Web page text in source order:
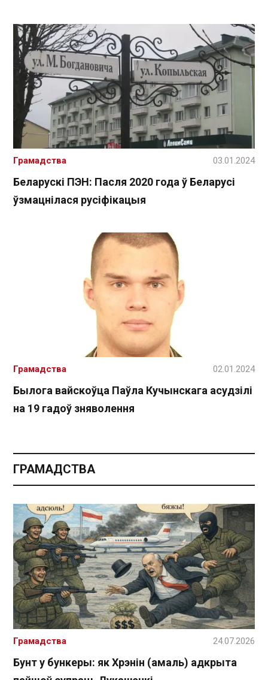
Беларускі ПЭН: Пасля 2020 года ў Беларусі
ўзмацнілася русіфікацыя
Грамадства 03.01.2024
Былога вайскоўца Паўла Кучынскага асудзілі
на 19 гадоў зняволення
Грамадства 02.01.2024
ГРАМАДСТВА
Бунт у бункеры: як Хрэнін (амаль) адкрыта
Грамадства 24.07.2026